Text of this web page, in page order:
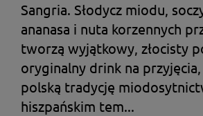
Sangria. Słodycz miodu,
ananasa i nuta korzennych
tworzą wyjątkowy, złocisty
oryginalny drink na przyjęcia,
polską tradycję
hiszpańskim tem...